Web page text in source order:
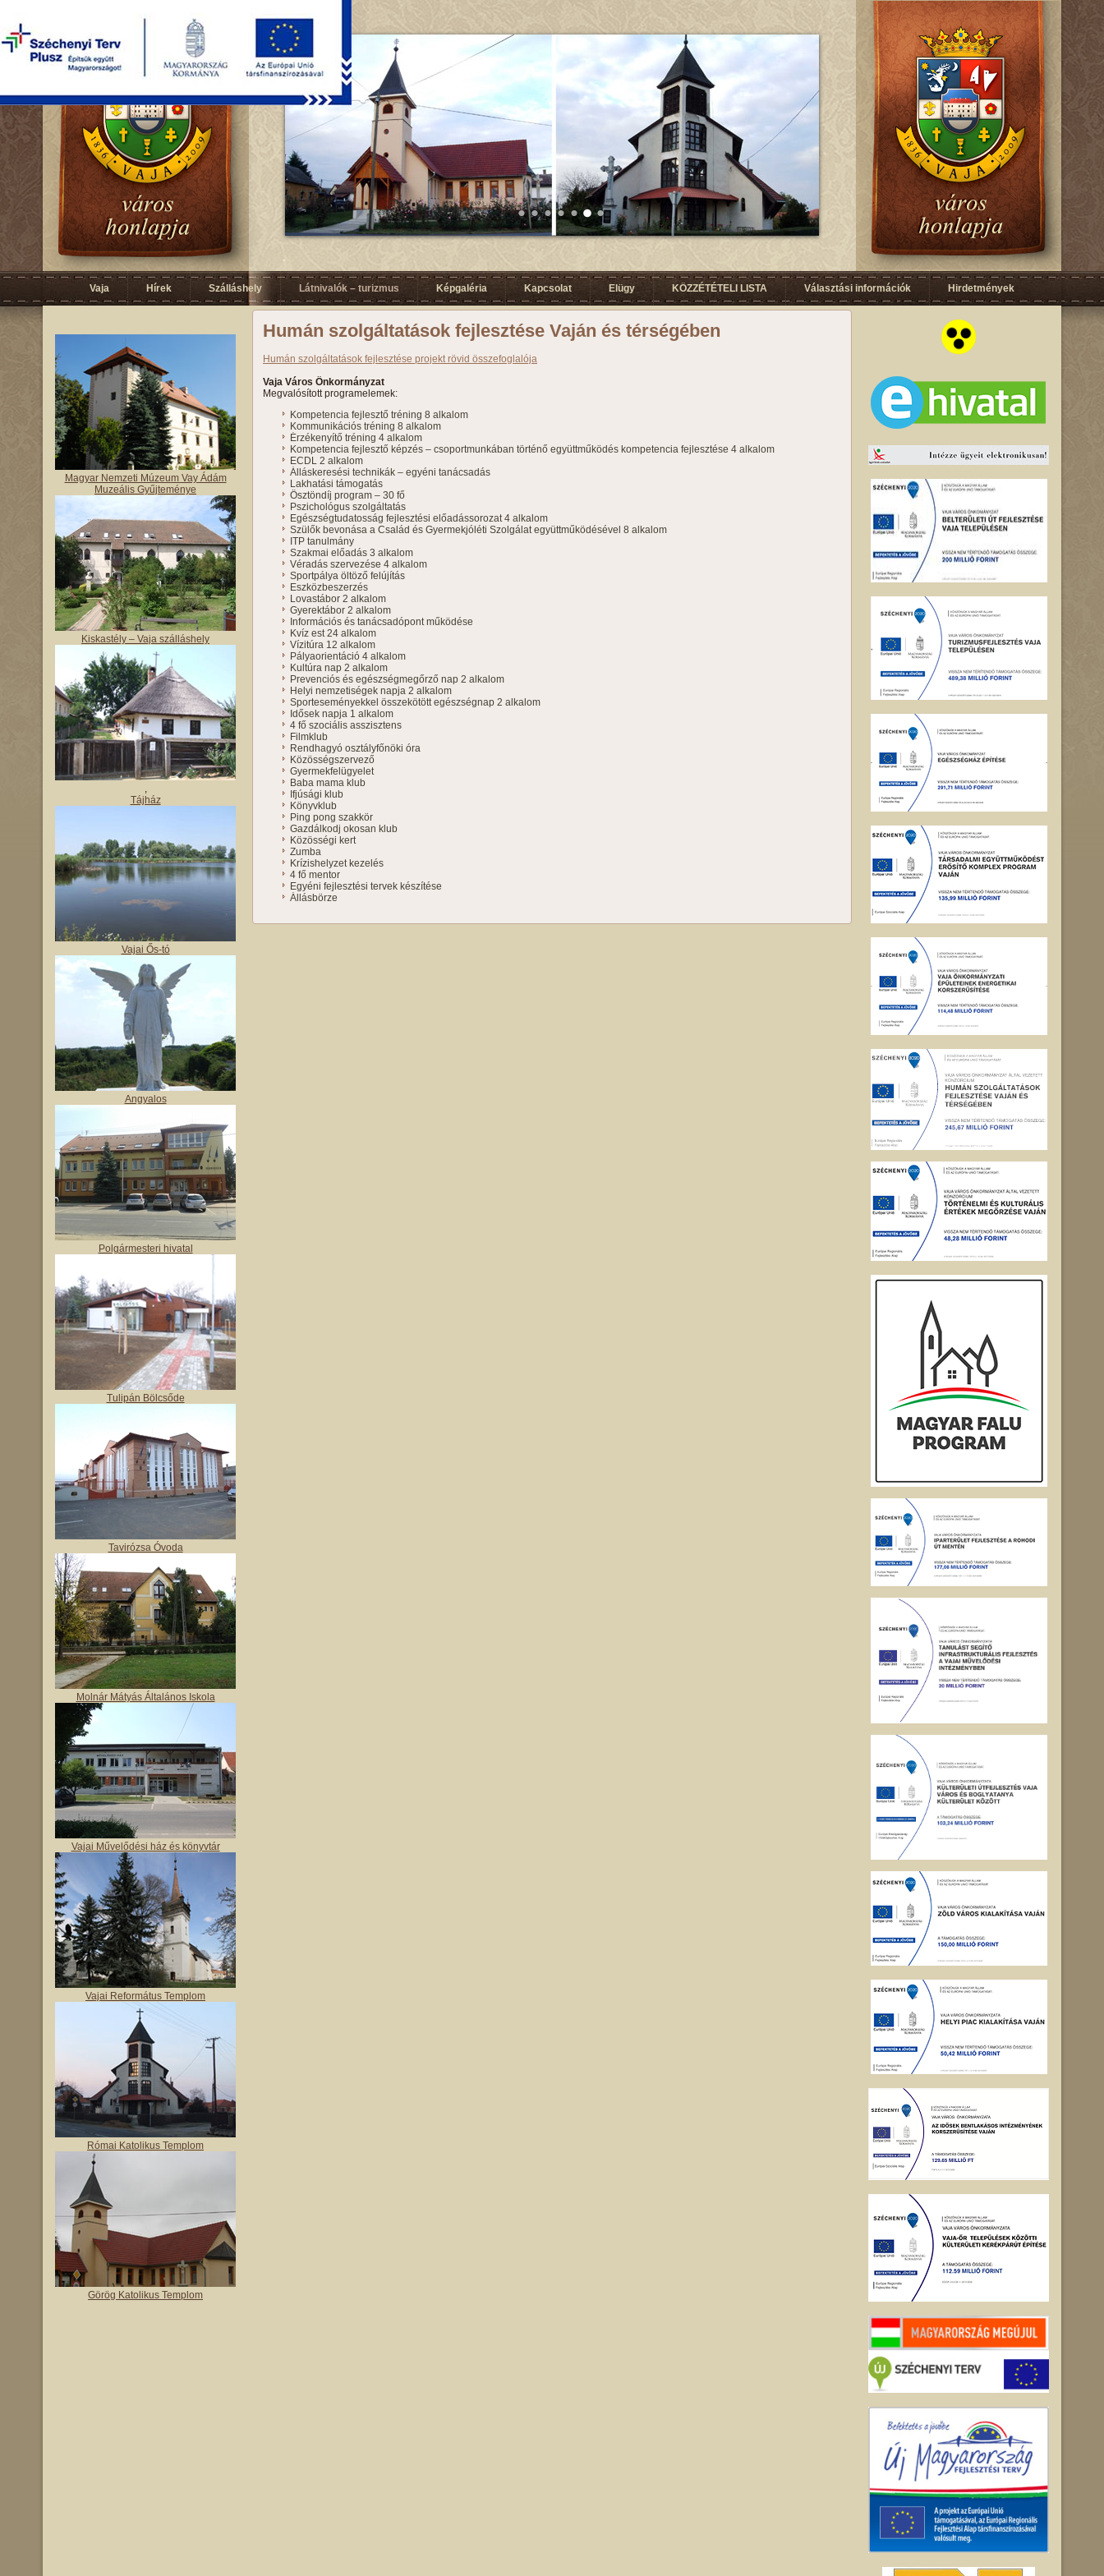
Vaja Hírek Szálláshely Látnivalók – turizmus Képgaléria Kapcsolat Elügy KÖZZÉTÉTELI LISTA Választási információk Hirdetmények
Magyar Nemzeti Múzeum Vay Ádám
Muzeális Gyűjteménye
Kiskastély – Vaja szálláshely
,
Tájház
Vajai Ős-tó
Angyalos
Polgármesteri hivatal
Tulipán Bölcsőde
Tavirózsa Óvoda
Molnár Mátyás Általános Iskola
Vajai Művelődési ház és könyvtár
Vajai Református Templom
Római Katolikus Templom
Görög Katolikus Templom
Humán szolgáltatások fejlesztése Vaján és térségében
Humán szolgáltatások fejlesztése projekt rövid összefoglalója
Vaja Város Önkormányzat
Megvalósított programelemek:
Kompetencia fejlesztő tréning 8 alkalom
Kommunikációs tréning 8 alkalom
Érzékenyítő tréning 4 alkalom
Kompetencia fejlesztő képzés – csoportmunkában történő együttműködés kompetencia fejlesztése 4 alkalom
ECDL 2 alkalom
Álláskeresési technikák – egyéni tanácsadás
Lakhatási támogatás
Ösztöndíj program – 30 fő
Pszichológus szolgáltatás
Egészségtudatosság fejlesztési előadássorozat 4 alkalom
Szülők bevonása a Család és Gyermekjóléti Szolgálat együttműködésével 8 alkalom
ITP tanulmány
Szakmai előadás 3 alkalom
Véradás szervezése 4 alkalom
Sportpálya öltöző felújítás
Eszközbeszerzés
Lovastábor 2 alkalom
Gyerektábor 2 alkalom
Információs és tanácsadópont működése
Kvíz est 24 alkalom
Vízitúra 12 alkalom
Pályaorientáció 4 alkalom
Kultúra nap 2 alkalom
Prevenciós és egészségmegőrző nap 2 alkalom
Helyi nemzetiségek napja 2 alkalom
Sporteseményekkel összekötött egészségnap 2 alkalom
Idősek napja 1 alkalom
4 fő szociális asszisztens
Filmklub
Rendhagyó osztályfőnöki óra
Közösségszervező
Gyermekfelügyelet
Baba mama klub
Ifjúsági klub
Könyvklub
Ping pong szakkör
Gazdálkodj okosan klub
Közösségi kert
Zumba
Krízishelyzet kezelés
4 fő mentor
Egyéni fejlesztési tervek készítése
Állásbörze